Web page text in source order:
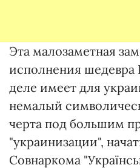
Эта малозаметная
исполнения
деле имеет для
немалый
черта под большим
"украинизации",
Совнаркома